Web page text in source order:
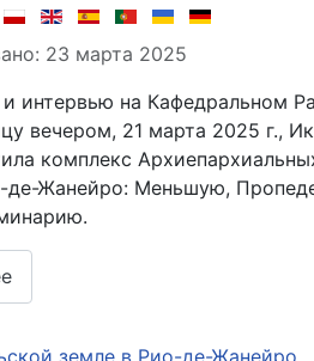
материале
23 марта 2025
интервью на Кафедральном
вечером, 21 марта 2025 г.,
комплекс
де-Жанейро: Меньшую,
земле в Рио-де-Жанейро